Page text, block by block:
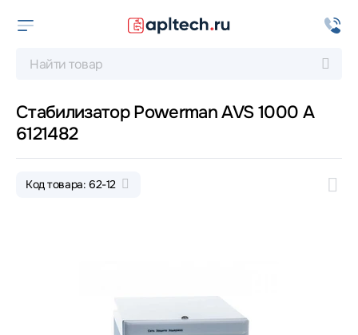
Стабилизатор Powerman AVS 1000 A
6121482
Код товара: 62-12